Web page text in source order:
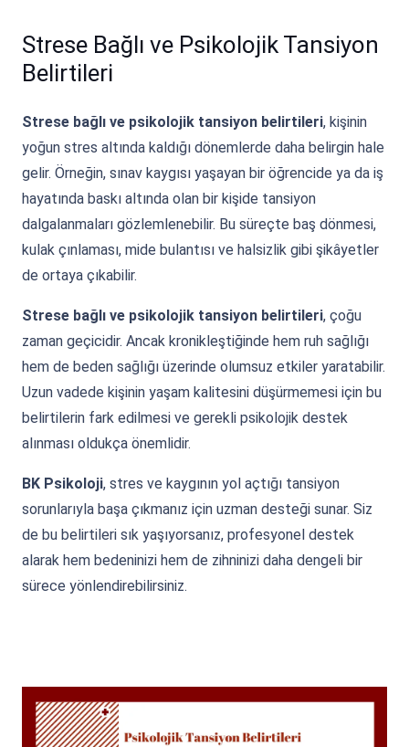
Strese Bağlı ve Psikolojik Tansiyon
Belirtileri
Strese bağlı ve psikolojik tansiyon belirtileri, kişinin
yoğun stres altında kaldığı dönemlerde daha belirgin hale
gelir. Örneğin, sınav kaygısı yaşayan bir öğrencide ya da iş
hayatında baskı altında olan bir kişide tansiyon
dalgalanmaları gözlemlenebilir. Bu süreçte baş dönmesi,
kulak çınlaması, mide bulantısı ve halsizlik gibi şikâyetler
de ortaya çıkabilir.
Strese bağlı ve psikolojik tansiyon belirtileri, çoğu
zaman geçicidir. Ancak kronikleştiğinde hem ruh sağlığı
hem de beden sağlığı üzerinde olumsuz etkiler yaratabilir.
Uzun vadede kişinin yaşam kalitesini düşürmemesi için bu
belirtilerin fark edilmesi ve gerekli psikolojik destek
alınması oldukça önemlidir.
BK Psikoloji, stres ve kaygının yol açtığı tansiyon
sorunlarıyla başa çıkmanız için uzman desteği sunar. Siz
de bu belirtileri sık yaşıyorsanız, profesyonel destek
alarak hem bedeninizi hem de zihninizi daha dengeli bir
sürece yönlendirebilirsiniz.